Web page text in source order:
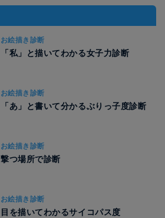
お絵描き診断
「私」と描いてわかる女子力診断
お絵描き診断
「あ」と書いて分かるぶりっ子度診断
お絵描き診断
撃つ場所で診断
お絵描き診断
目を描いてわかるサイコパス度